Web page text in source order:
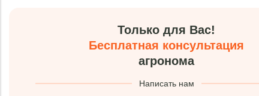
Только для Вас!
Бесплатная консультация
агронома
Написать нам